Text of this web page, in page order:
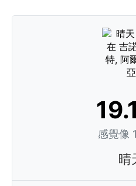
感覺像
晴